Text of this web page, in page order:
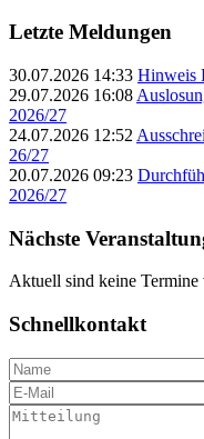
Letzte Meldungen
30.07.2026 14:33 Hinweis
29.07.2026 16:08
2026/27
24.07.2026 12:52
26/27
20.07.2026 09:23
2026/27
Nächste
Aktuell sind keine Termine
Schnellkontakt